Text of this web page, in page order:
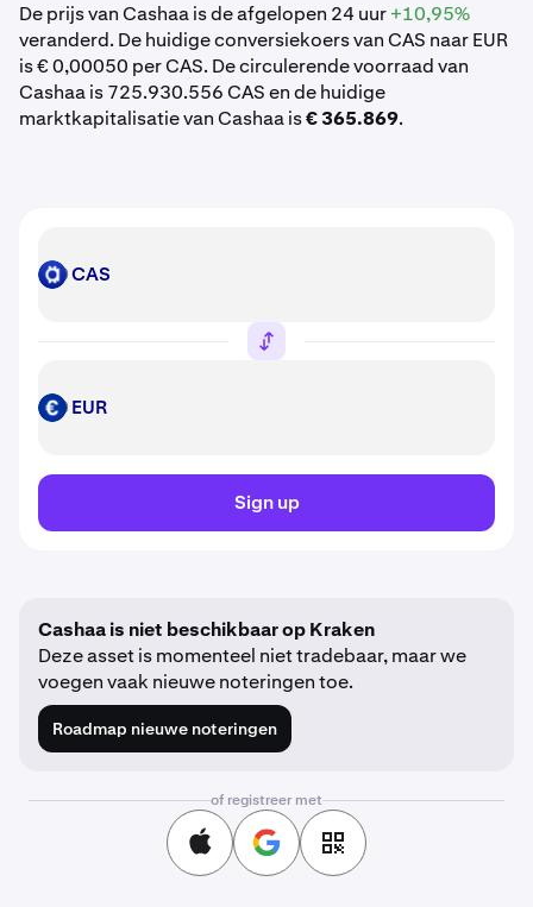
De prijs van Cashaa is de afgelopen 24 uur+10,95%
veranderd. De huidige conversiekoers van CAS naar EUR
is € 0,00050 per CAS. De circulerende voorraad van
Cashaa is 725.930.556 CAS en de huidige
marktkapitalisatie van Cashaa is€ 365.869.
CAS CAS
EUR EUR
Sign up
Cashaa is niet beschikbaar op Kraken
Deze asset is momenteel niet tradebaar, maar we
voegen vaak nieuwe noteringen toe.
Roadmap nieuwe noteringen
of registreer met